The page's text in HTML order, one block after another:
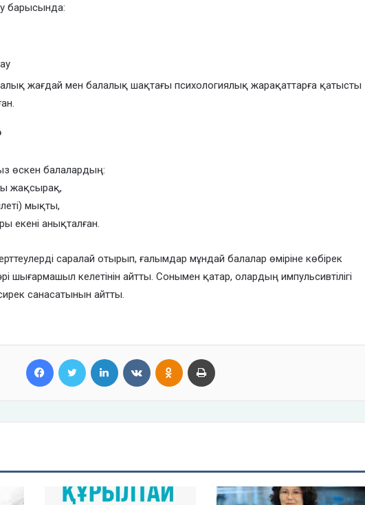
барысында:
жағдай мен балалық шақтағы психологиялық жарақаттарға қатысты
өскен балалардың:
жақсырақ,
мықты,
екені анықталған.
саралай отырып, ғалымдар мұндай балалар өміріне көбірек
шығармашыл келетінін айтты. Сонымен қатар, олардың импульсивтілігі
санасатынын айтты.
Facebook Twitter LinkedIn VKontakteOdnoklassniki